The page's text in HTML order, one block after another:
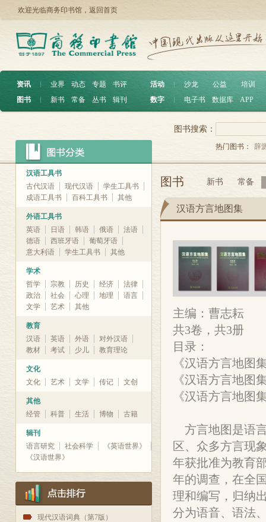
欢迎光临商务印书馆， 返回首页
资讯 ︱ 业界 动态 专题
书评
图书
︱ 新书 常备 丛书 辑刊
活动 沙龙 公益
培训
数字
电子书 数据库 APP
汉语工具书
古代汉语
现代汉语
学生工具书
成语工具书
百科工具书 其他
外语工具书
英语
日语 韩语 俄语
法语
德语
西班牙语
葡萄牙语
意大利语
学生工具书 其他
学术
哲学
宗教 历史 经济
法律
政治
社会 心理 地理
语言
文学
艺术 其他
教育
汉语
英语 外语
对外汉语
教材
考试 少儿 教育理论
文化
文化
艺术 文学 传记 文创
其他
经管
科普 生活 博物 古籍
辑刊
语言研究
社会科学
《英语世界》
《汉语世界》
1 现代汉语词典（第7版）
图书搜索：
热门图书： 辞
图书 新书 常备
汉语方言地图集
主编：曹志耘
共3卷，共3册
目录：
《汉语方言地
《汉语方言地图
《汉语方言地图
方言地图是语
区、众多方言现
年获批准为教育
年的调查，在全
理和编写，归纳
分为语音、语法